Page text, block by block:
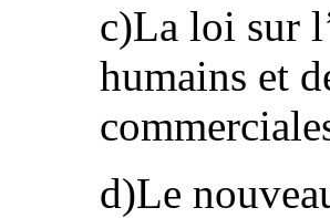
c)La loi sur
humains et
d)Le